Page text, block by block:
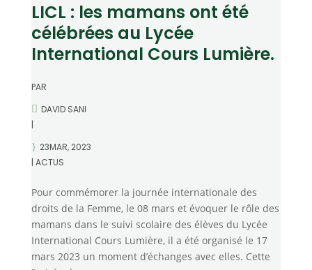
LICL : les mamans ont été
célébrées au Lycée
International Cours Lumière.
PAR
DAVID SANI
|
23MAR, 2023
| ACTUS
Pour commémorer la journée internationale des
droits de la Femme, le 08 mars et évoquer le rôle des
mamans dans le suivi scolaire des élèves du Lycée
International Cours Lumière, il a été organisé le 17
mars 2023 un moment d’échanges avec elles. Cette